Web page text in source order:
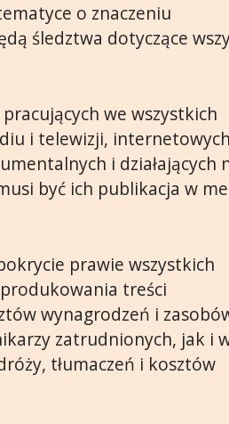
o znaczeniu
śledztwa dotyczące
we wszystkich
i telewizji,
i działających
być ich publikacja w
prawie wszystkich
treści
wynagrodzeń i
zatrudnionych, jak i
tłumaczeń i kosztów